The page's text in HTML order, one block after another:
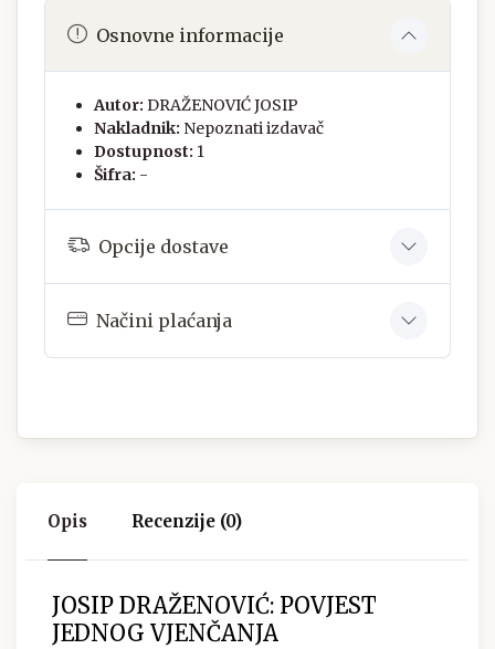
Osnovne informacije
Autor: DRAŽENOVIĆ JOSIP
Nakladnik: Nepoznati izdavač
Dostupnost: 1
Šifra: -
Opcije dostave
Načini plaćanja
Opis Recenzije (0)
JOSIP DRAŽENOVIĆ: POVJEST
JEDNOG VJENČANJA